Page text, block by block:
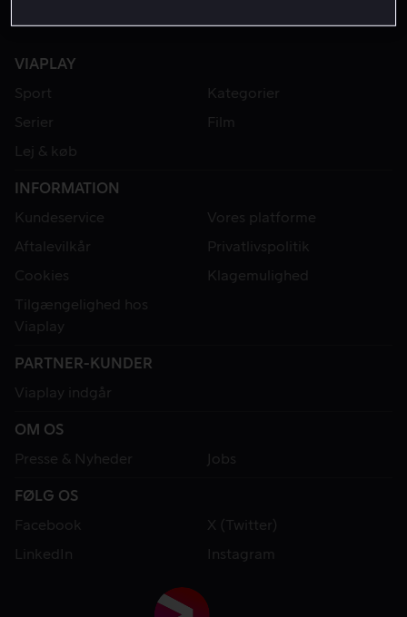
VIAPLAY
Sport
Kategorier
Serier
Film
Lej & køb
INFORMATION
Kundeservice
Vores platforme
Aftalevilkår
Privatlivspolitik
Cookies
Klagemulighed
Tilgængelighed hos
Viaplay
PARTNER-KUNDER
Viaplay indgår
OM OS
Presse & Nyheder
Jobs
FØLG OS
Facebook
X (Twitter)
LinkedIn
Instagram